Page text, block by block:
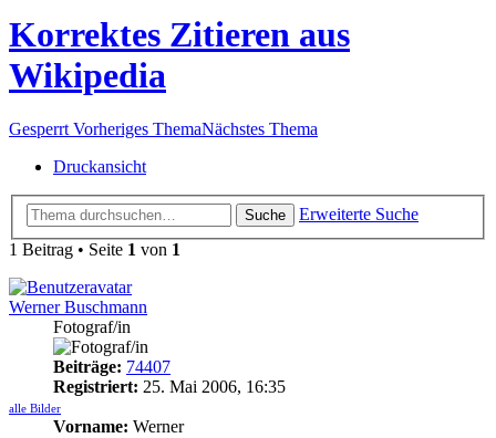
Korrektes Zitieren aus
Wikipedia
GesperrtVorheriges ThemaNächstes Thema
Druckansicht
Suche
Erweiterte Suche
1 Beitrag • Seite 1 von 1
Werner Buschmann
Fotograf/in
Beiträge: 74407
Registriert: 25. Mai 2006, 16:35
alle Bilder
Vorname: Werner